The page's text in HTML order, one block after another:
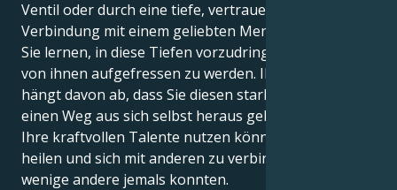
Ventil oder durch eine tiefe, vertrauensvolle
Verbindung mit einem geliebten Menschen - können
Sie lernen, in diese Tiefen vorzudringen und nicht
von ihnen aufgefressen zu werden. Ihre Gesundheit
hängt davon ab, dass Sie diesen starken Gefühlen
einen Weg aus sich selbst heraus geben, damit Sie
Ihre kraftvollen Talente nutzen können, um zu
heilen und sich mit anderen zu verbinden, wie es nur
wenige andere jemals konnten.